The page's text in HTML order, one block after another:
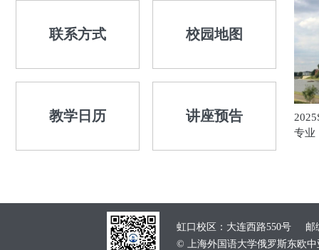
联系方式 校园地图
教学日历 讲座预告
专业
虹口校区：大连西路550号 邮
© 上海外国语大学俄罗斯东欧中